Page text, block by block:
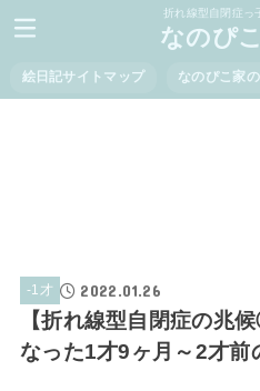
折れ線型自閉症っ
なのぴ
絵日記サイトマップ なのぴこ家
-1才 2022.01.26
【折れ線型自閉症の兆
なった1才9ヶ月～2才前